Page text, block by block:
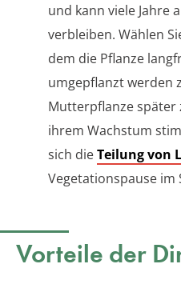
und kann viele Jahre
verbleiben. Wählen
dem die Pflanze
umgepflanzt werden
Mutterpflanze
ihrem Wachstum
sich dieTeilung von
Vegetationspause
Vorteile der